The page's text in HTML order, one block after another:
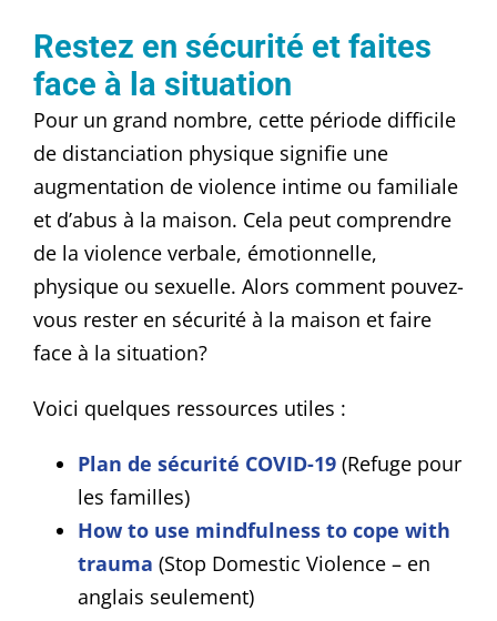
Restez en sécurité et faites
face à la situation
Pour un grand nombre, cette période difficile
de distanciation physique signifie une
augmentation de violence intime ou familiale
et d’abus à la maison. Cela peut comprendre
de la violence verbale, émotionnelle,
physique ou sexuelle. Alors comment pouvez-
vous rester en sécurité à la maison et faire
face à la situation?
Voici quelques ressources utiles :
Plan de sécurité COVID-19 (Refuge pour
les familles)
How to use mindfulness to cope with
trauma (Stop Domestic Violence – en
anglais seulement)